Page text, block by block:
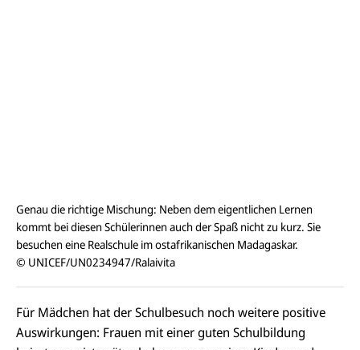
Genau die richtige Mischung: Neben dem eigentlichen Lernen
kommt bei diesen Schülerinnen auch der Spaß nicht zu kurz. Sie
besuchen eine Realschule im ostafrikanischen Madagaskar.
© UNICEF/UN0234947/Ralaivita
Für Mädchen hat der Schulbesuch noch weitere positive
Auswirkungen: Frauen mit einer guten Schulbildung